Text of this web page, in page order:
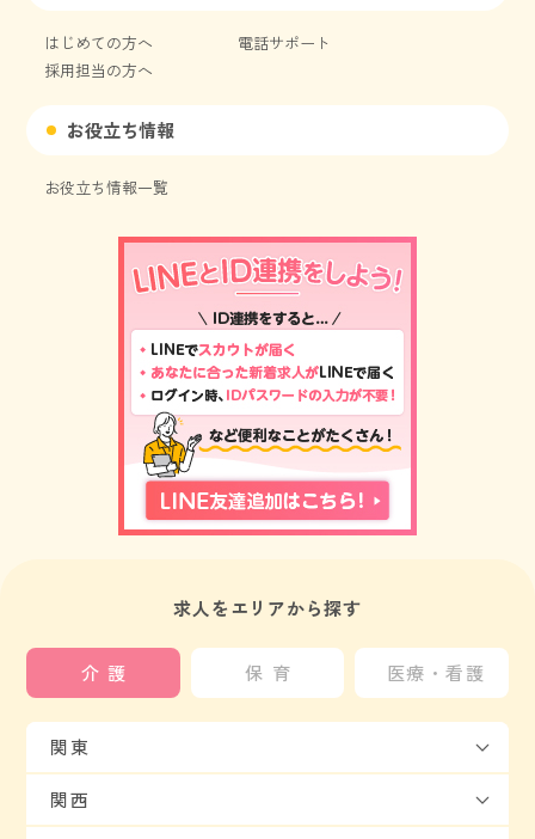
はじめての方へ
電話サポート
採用担当の方へ
お役立ち情報
お役立ち情報一覧
求人をエリアから探す
介護 保育 医療・看護
関東
関西